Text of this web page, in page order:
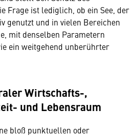
Frage ist lediglich, ob ein See, der
genutzt und in vielen Bereichen
mit denselben Parametern
ein weitgehend unberührter
Wirtschafts-,
und Lebensraum
bloß punktuellen oder